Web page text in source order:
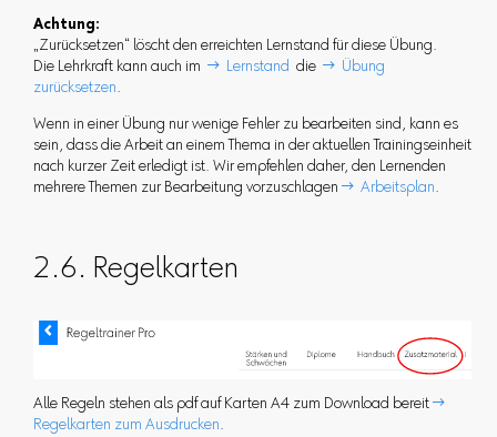
Achtung:
„Zurücksetzen“ löscht den erreichten Lernstand für diese Übung.
Die Lehrkraft kann auch im  Lernstand die  Übung
zurücksetzen.
Wenn in einer Übung nur wenige Fehler zu bearbeiten sind, kann es
sein, dass die Arbeit an einem Thema in der aktuellen Trainingseinheit
nach kurzer Zeit erledigt ist. Wir empfehlen daher, den Lernenden
mehrere Themen zur Bearbeitung vorzuschlagen  Arbeitsplan.
2.6. Regelkarten
Alle Regeln stehen als pdf auf Karten A4 zum Download bereit 
Regelkarten zum Ausdrucken.